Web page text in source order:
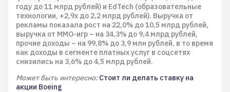
году до 11 млрд рублей) и EdTech (образовательные
технологии, +2,9x до 2,2 млрд рублей). Выручка от
рекламы показала рост на 22,0% до 10,5 млрд рублей,
выручка от MMO-игр – на 34,3% до 9,4 млрд рублей,
прочие доходы – на 99,8% до 3,9 млн рублей, в то время
как доходы в сегменте платных услуг в соцсетях
снизились на 3,6% до 4,5 млрд рублей.
Может быть интересно: Стоит ли делать ставку на
акции Boeing